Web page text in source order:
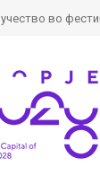
во